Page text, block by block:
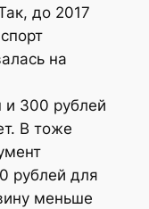
до 2017
на
и 300 рублей
В тоже
рублей для
меньше